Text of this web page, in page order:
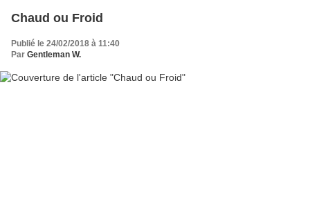
Chaud ou Froid
Publié le 24/02/2018 à 11:40
Par Gentleman W.